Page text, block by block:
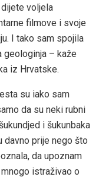
voljela
filmove i svoje
I tako sam spojila
geologinja – kaže
iz Hrvatske.
su iako sam
da su neki rubni
i šukunbaka
davno prije nego što
da upoznam
istraživao o